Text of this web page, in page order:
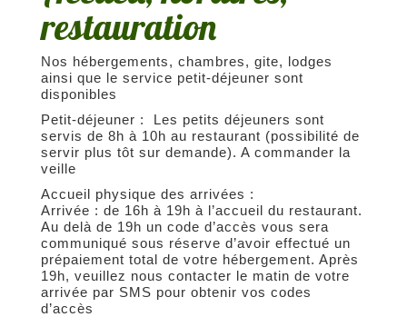
restauration
Nos hébergements, chambres, gite, lodges
ainsi que le service petit-déjeuner sont
disponibles
Petit-déjeuner : Les petits déjeuners sont
servis de 8h à 10h au restaurant (possibilité de
servir plus tôt sur demande). A commander la
veille
Accueil physique des arrivées :
Arrivée : de 16h à 19h à l’accueil du restaurant.
Au delà de 19h un code d’accès vous sera
communiqué sous réserve d’avoir effectué un
prépaiement total de votre hébergement. Après
19h, veuillez nous contacter le matin de votre
arrivée par SMS pour obtenir vos codes
d’accès